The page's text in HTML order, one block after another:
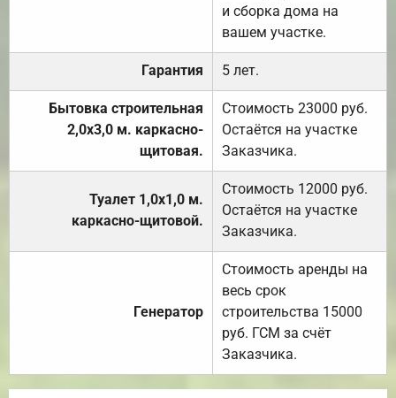
и сборка дома на
вашем участке.
Гарантия 5 лет.
Бытовка строительная
2,0х3,0 м. каркасно-
щитовая.
Стоимость 23000 руб.
Остаётся на участке
Заказчика.
Туалет 1,0х1,0 м.
каркасно-щитовой.
Стоимость 12000 руб.
Остаётся на участке
Заказчика.
Генератор
Стоимость аренды на
весь срок
строительства 15000
руб. ГСМ за счёт
Заказчика.